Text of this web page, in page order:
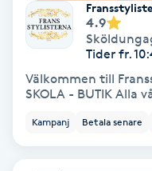
Naprapati
Navelpiercing
NBE-massage
4.9
Tider fr.
Välkommen till
SKOLA - BUTIK Alla
Kampanj Betala senare